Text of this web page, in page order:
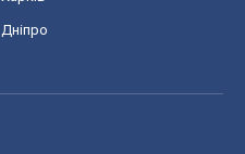
Дніпро